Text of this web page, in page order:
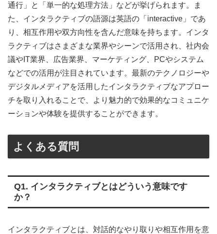
通行」と「単一的な処理方法」などが挙げられます。ま
た、インタラクティブの語源は英語の「interactive」であ
り、相互作用や双方向性を含んだ意味を持ちます。インタ
ラクティブはさまざまな業界やシーンで活用され、社内会
議やIT業界、広告業界、マーケティング、PCやシステム
などでの活用が注目されています。最新のテクノロジーや
デジタルメディアを活用したインタラクティブなアプロー
チを取り入れることで、より魅力的で効果的なコミュニケ
ーションや体験を提供することができます。
よくある質問
Q1. インタラクティブとはどういう意味です
か？
インタラクティブとは、対話的なやり取りや相互作用を意